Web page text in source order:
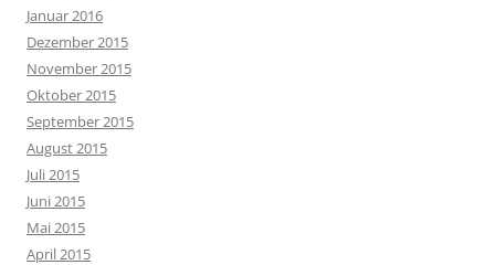
Januar 2016
Dezember 2015
November 2015
Oktober 2015
September 2015
August 2015
Juli 2015
Juni 2015
Mai 2015
April 2015